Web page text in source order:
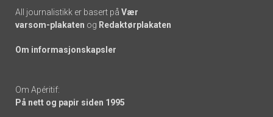
All journalistikk er basert på Vær
varsom-plakaten og Redaktørplakaten
Om informasjonskapsler
Om Apéritif:
På nett og papir siden 1995